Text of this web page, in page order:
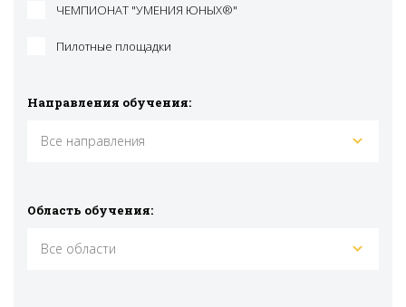
ЧЕМПИОНАТ "УМЕНИЯ ЮНЫХ®"
Пилотные площадки
Направления обучения:
Все направления
Область обучения:
Все области